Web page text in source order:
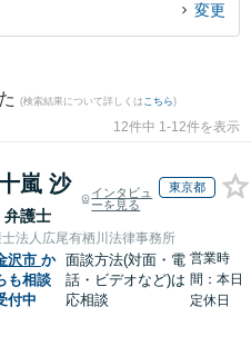
したい』などでお困りの相談者さん
変更
(検索結果について詳しくは こちら)
12件中 1-12件を表示
嵐 沙
弁護士
インタビュ
ーを見る
東京都
法人広尾有栖川法律事務所
沢市 か
も相談
付中
面談方法(対面・電
話・ビデオなど)は
応相談
営業時
間：本日
定休日